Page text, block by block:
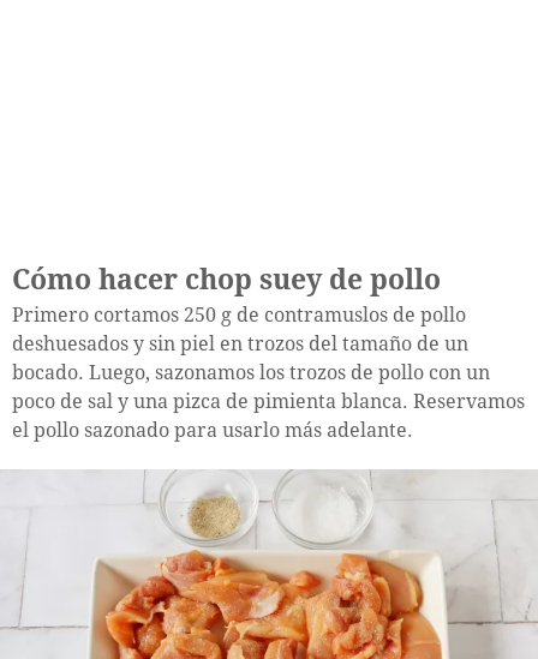
Cómo hacer chop suey de pollo
Primero cortamos 250 g de contramuslos de pollo
deshuesados y sin piel en trozos del tamaño de un
bocado. Luego, sazonamos los trozos de pollo con un
poco de sal y una pizca de pimienta blanca. Reservamos
el pollo sazonado para usarlo más adelante.